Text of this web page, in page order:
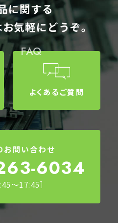
に関する
気軽にどうぞ。
FAQ
よくあるご質問
お問い合わせ
6034
～17:45］